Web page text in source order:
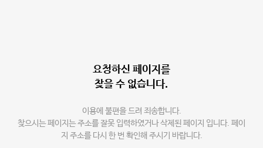
요청하신 페이지를
찾을 수 없습니다.
이용에 불편을 드려 죄송합니다.
찾으시는 페이지는 주소를 잘못 입력하였거나 삭제된 페이지 입니다. 페이
지 주소를 다시 한 번 확인해 주시기 바랍니다.